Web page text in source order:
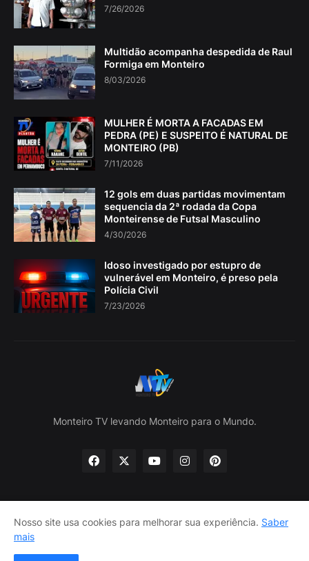
7/26/2026
Multidão acompanha despedida de Raul
Formiga em Monteiro
8/03/2026
MULHER É MORTA A FACADAS EM
PEDRA (PE) E SUSPEITO É NATURAL DE
MONTEIRO (PB)
7/11/2026
12 gols em duas partidas movimentam
sequencia da 2ª rodada da Copa
Monteirense de Futsal Masculino
4/30/2026
Idoso investigado por estupro de
vulnerável em Monteiro, é preso pela
Polícia Civil
7/23/2026
Monteiro TV levando Monteiro para o Mundo.
Home Sobre nós
política de Privacidade
Nosso site usa cookies para melhorar sua experiência. Saber
mais